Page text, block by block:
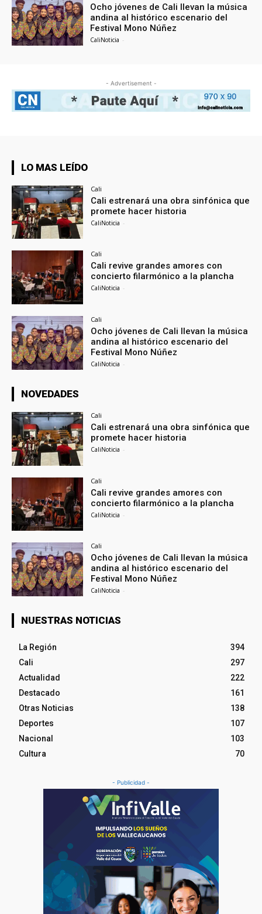
Ocho jóvenes de Cali llevan la música
andina al histórico escenario del
Festival Mono Núñez
CaliNoticia -
- Advertisement -
LO MAS LEÍDO
Cali
Cali estrenará una obra sinfónica que
promete hacer historia
CaliNoticia -
Cali
Cali revive grandes amores con
concierto filarmónico a la plancha
CaliNoticia -
Cali
Ocho jóvenes de Cali llevan la música
andina al histórico escenario del
Festival Mono Núñez
CaliNoticia -
NOVEDADES
Cali
Cali estrenará una obra sinfónica que
promete hacer historia
CaliNoticia -
Cali
Cali revive grandes amores con
concierto filarmónico a la plancha
CaliNoticia -
Cali
Ocho jóvenes de Cali llevan la música
andina al histórico escenario del
Festival Mono Núñez
CaliNoticia -
NUESTRAS NOTICIAS
La Región
394
Cali
297
Actualidad
222
Destacado
161
Otras Noticias
138
Deportes
107
Nacional
103
Cultura
70
- Publicidad -